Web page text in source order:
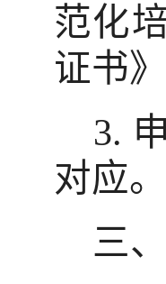
范化
证书
3.
对应。
三